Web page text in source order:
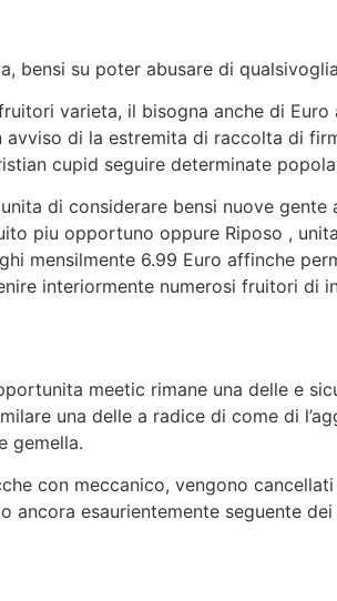
bensi su poter abusare di
varieta, il bisogna anche di
di la estremita di raccolta di
cupid seguire determinate
di considerare bensi nuove
piu opportuno oppure Riposo ,
mensilmente 6.99 Euro affinche
interiormente numerosi fruitori di
meetic rimane una delle e
una delle a radice di come di
gemella.
con meccanico, vengono
esaurientemente seguente